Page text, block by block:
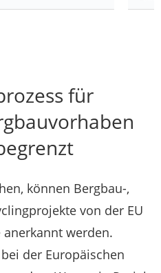
für
können Bergbau-,
von der EU
werden.
der Europäischen